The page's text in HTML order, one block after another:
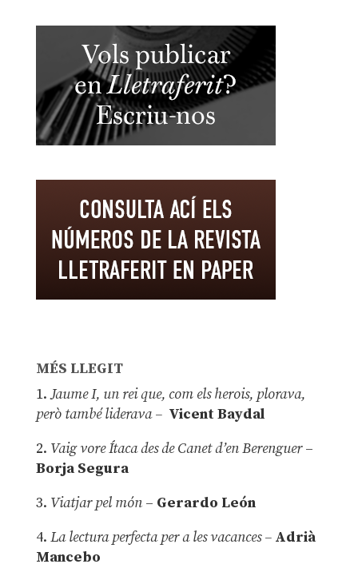
MÉS LLEGIT
1.Jaume I, un rei que, com els herois, plorava,
però també liderava – Vicent Baydal
2. Vaig vore Ítaca des de Canet d’en Berenguer–
Borja Segura
3. Viatjar pel món – Gerardo León
4. La lectura perfecta per a les vacances –Adrià
Mancebo